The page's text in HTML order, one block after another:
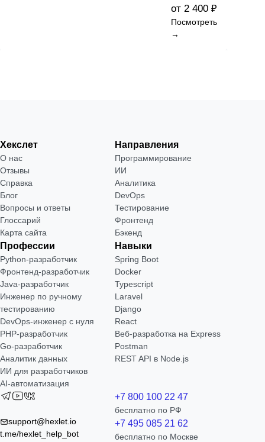
от 2 400 ₽
Посмотреть
→
Хекслет
О нас
Отзывы
Справка
Блог
Вопросы и ответы
Глоссарий
Карта сайта
Направления
Программирование
ИИ
Аналитика
DevOps
Тестирование
Фронтенд
Бэкенд
Профессии
Python-разработчик
Фронтенд-разработчик
Java-разработчик
Инженер по ручному
тестированию
DevOps-инженер с нуля
РНР-разработчик
Go-разработчик
Аналитик данных
ИИ для разработчиков
AI-автоматизация
Навыки
Spring Boot
Docker
Typescript
Laravel
Django
React
Веб-разработка на Express
Postman
REST API в Node.js
support@hexlet.io
t.me/hexlet_help_bot
+7 800 100 22 47
бесплатно по РФ
+7 495 085 21 62
бесплатно по Москве